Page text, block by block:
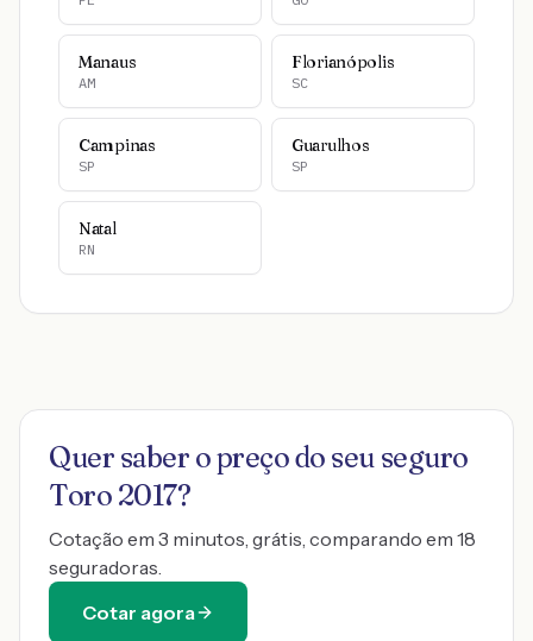
Manaus
AM
Florianópolis
SC
Campinas
SP
Guarulhos
SP
Natal
RN
Quer saber o preço do seu seguro
Toro 2017?
Cotação em 3 minutos, grátis, comparando em 18
seguradoras.
Cotar agora